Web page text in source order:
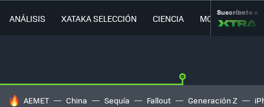
ANÁLISIS XATAKA SELECCIÓN CIENCIA MOVILIDAD
Suscríbete a
HOY SE HABLA DE
AEMET China Sequía Fallout Generación Z